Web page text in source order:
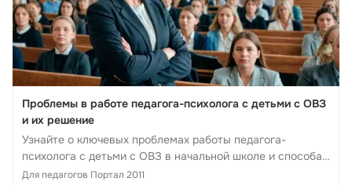
Проблемы в работе педагога-психолога с детьми с ОВЗ
и их решение
Узнайте о ключевых проблемах работы педагога-
психолога с детьми с ОВЗ в начальной школе и способах
их решения.
Для педагогов Портал 2011